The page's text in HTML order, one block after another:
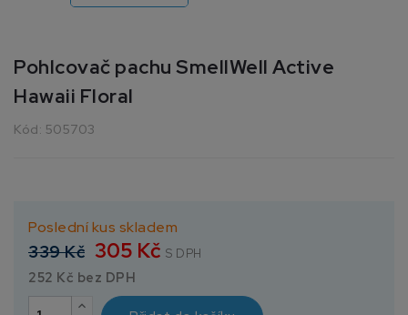
Pohlcovač pachu SmellWell Active
Hawaii Floral
Kód: 505703
Poslední kus skladem
339 Kč 305 Kč S DPH
252 Kč bez DPH